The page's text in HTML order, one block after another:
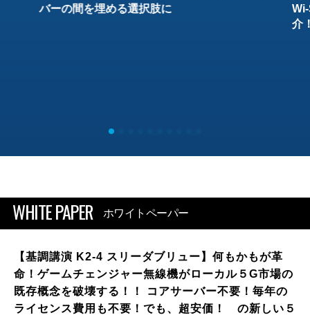
バーの間を埋める選択肢に
介
WHITE PAPER ホワイトペーパー
【基調講演 K2-4 スリーダブリュー】何もかもが革
命！ゲームチェンジャー無線機がローカル５G市場の
既存概念を破壊する！！ コアサーバー不要！毎年の
ライセンス費用も不要！でも、超安価！ の新しい５